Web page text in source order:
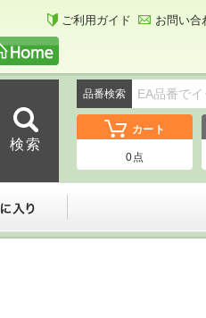
ご利用ガイド お問い合
品番検索
カート
0点